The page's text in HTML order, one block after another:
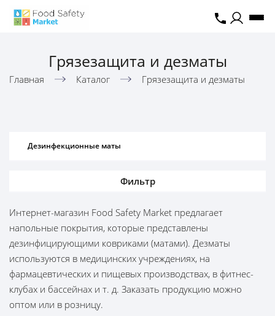
Грязезащита и дезматы
Главная Каталог Грязезащита и дезматы
Дезинфекционные маты
Фильтр
Интернет-магазин Food Safety Market предлагает
напольные покрытия, которые представлены
дезинфицирующими ковриками (матами). Дезматы
используются в медицинских учреждениях, на
фармацевтических и пищевых производствах, в фитнес-
клубах и бассейнах и т. д. Заказать продукцию можно
оптом или в розницу.